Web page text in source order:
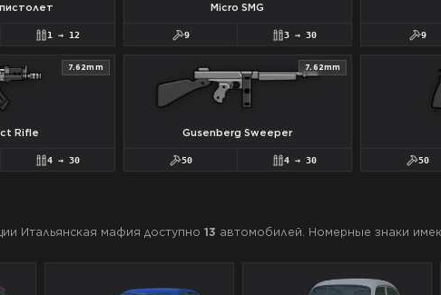
1 → 12
Micro SMG
9 3 →30 9
7.62mm
Rifle
4→ 30
7.62mm
Gusenberg Sweeper
50 4 →30 50
Итальянская мафия доступно 13 автомобилей. Номерные знаки